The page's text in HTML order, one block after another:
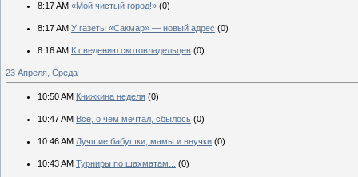
8:17 AM «Мой чистый город!» (0)
8:17 AM У газеты «Сакмар» — новый адрес (0)
8:16 AM К сведению скотовладельцев (0)
23 Апреля, Среда
10:50 AM Книжкина неделя (0)
10:47 AM Всё, о чем мечтал, сбылось (0)
10:46 AM Лучшие бабушки, мамы и внучки (0)
10:43 AM Турниры по шахматам... (0)